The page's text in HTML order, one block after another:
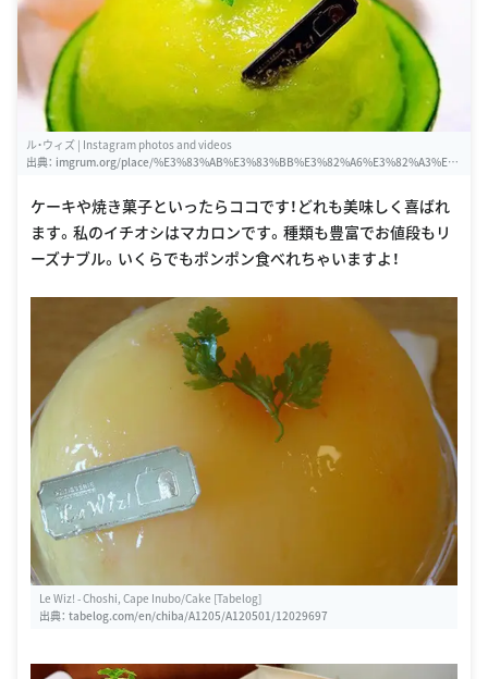
ル・ウィズ | Instagram photos and videos
出典： imgrum.org/place/%E3%83%AB%E3%83%BB%E3%82%A6%E3%82%A3%E
ケーキや焼き菓子といったらココです！どれも美味しく喜ばれ
ます。私のイチオシはマカロンです。種類も豊富でお値段もリ
ーズナブル。いくらでもポンポン食べれちゃいますよ！
Le Wiz! - Choshi, Cape Inubo/Cake [Tabelog]
出典： tabelog.com/en/chiba/A1205/A120501/12029697